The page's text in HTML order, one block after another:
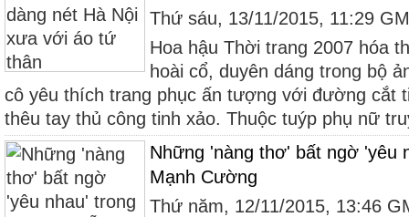
Thứ sáu, 13/11/2015, 11:29
Hoa hậu Thời trang 2007 hóa
hoài cổ, duyên dáng trong bộ
cô yêu thích trang phục ấn tượng với đường cắt
thêu tay thủ công tinh xảo. Thuộc tuýp phụ nữ
Những 'nàng thơ' bất ngờ 'yêu
Mạnh Cường
Thứ năm, 12/11/2015, 13:46